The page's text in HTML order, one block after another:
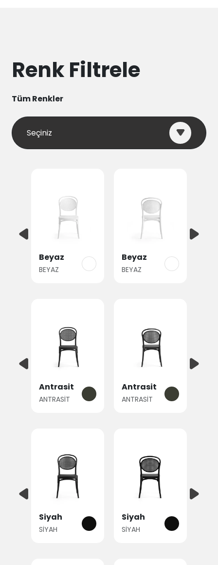
Renk Filtrele
Tüm Renkler
Seçiniz
Beyaz
BEYAZ
Beyaz
BEYAZ
Antrasit
ANTRASİT
Antrasit
ANTRASİT
Siyah
SİYAH
Siyah
SİYAH